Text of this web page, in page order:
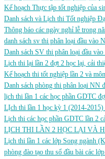
Kế hoạch Thực tập tốt nghiệp của
Danh sách và Lịch thi Tốt nghiệp
Thông báo các ngày nghỉ lễ trong
danh sách sv thi phân loại đầu vào
Danh sách SV thi phân loại đầu
Lịch thi lại lần 2 đợt 2 học lại, cải
Kế hoạch thi tốt nghiệp lần 2 và
Danh sách phòng thi phân loại NN
lịch thi lần 1 các học phần GDTC
LỊch thi lần 1 học kỳ 1 (2014-2015)
Lịch thi các học phần GDTC lần 2
LỊCH THI LẦN 2 HỌC LẠI VÀ
Lịch thi lần 1 các lớp Song ngành
phòng đào tạo thu sổ đầu bài các